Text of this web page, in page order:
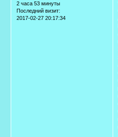
2 часа 53 минуты
Последний визит:
2017-02-27 20:17:34